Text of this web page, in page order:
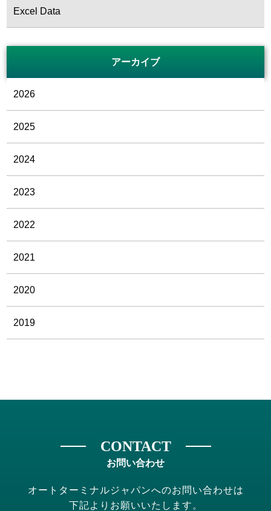
Excel Data
アーカイブ
2026
2025
2024
2023
2022
2021
2020
2019
CONTACT
お問い合わせ
オートターミナルジャパンへのお問い合わせは
下記よりお願いいたします。